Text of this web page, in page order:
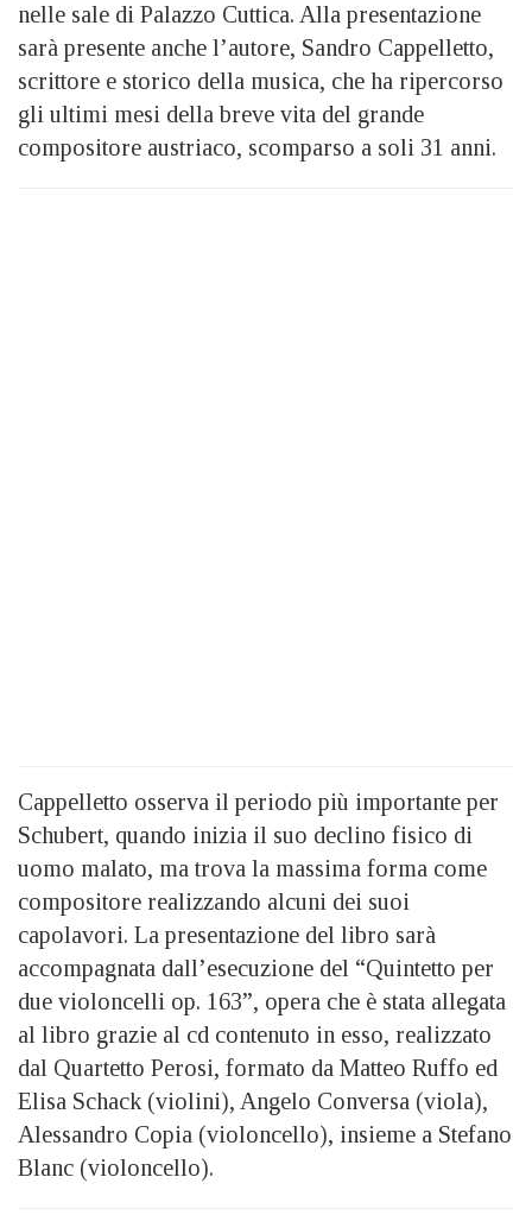
nelle sale di Palazzo Cuttica. Alla presentazione
sarà presente anche l’autore, Sandro Cappelletto,
scrittore e storico della musica, che ha ripercorso
gli ultimi mesi della breve vita del grande
compositore austriaco, scomparso a soli 31 anni.
Cappelletto osserva il periodo più importante per
Schubert, quando inizia il suo declino fisico di
uomo malato, ma trova la massima forma come
compositore realizzando alcuni dei suoi
capolavori. La presentazione del libro sarà
accompagnata dall’esecuzione del “Quintetto per
due violoncelli op. 163”, opera che è stata allegata
al libro grazie al cd contenuto in esso, realizzato
dal Quartetto Perosi, formato da Matteo Ruffo ed
Elisa Schack (violini), Angelo Conversa (viola),
Alessandro Copia (violoncello), insieme a Stefano
Blanc (violoncello).